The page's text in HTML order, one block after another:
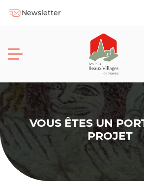
Newsletter
VOUS ÊTES UN
PROJET